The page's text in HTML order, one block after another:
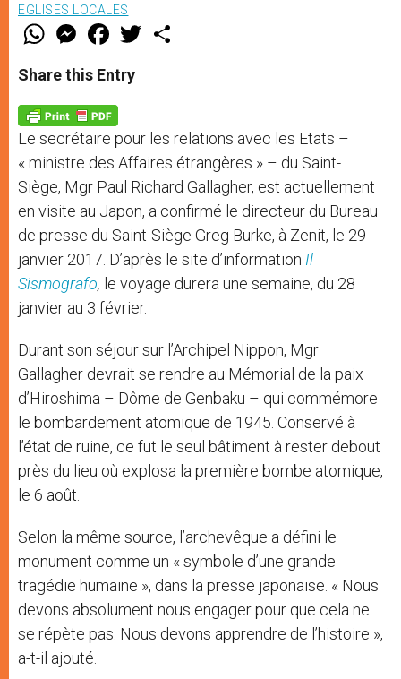
EGLISES LOCALES
W
t
s
p
p
M
e
s
e
g
e
r
F
a
e
b
o
k
w
Share this Entry
Le secrétaire pour les relations avec les Etats –
« ministre des Affaires étrangères » – du Saint-
Siège, Mgr Paul Richard Gallagher, est actuellement
en visite au Japon, a confirmé le directeur du Bureau
de presse du Saint-Siège Greg Burke, à Zenit, le 29
janvier 2017. D’après le site d’information Il
Sismografo, le voyage durera une semaine, du 28
janvier au 3 février.
Durant son séjour sur l’Archipel Nippon, Mgr
Gallagher devrait se rendre au Mémorial de la paix
d’Hiroshima – Dôme de Genbaku – qui commémore
le bombardement atomique de 1945. Conservé à
l’état de ruine, ce fut le seul bâtiment à rester debout
près du lieu où explosa la première bombe atomique,
le 6 août.
Selon la même source, l’archevêque a défini le
monument comme un « symbole d’une grande
tragédie humaine », dans la presse japonaise. « Nous
devons absolument nous engager pour que cela ne
se répète pas. Nous devons apprendre de l’histoire »,
a-t-il ajouté.